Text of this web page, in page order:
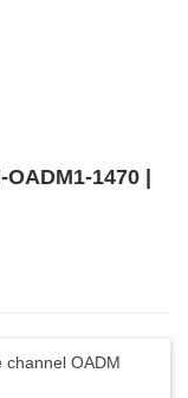
OADM1-1470 |
channel OADM